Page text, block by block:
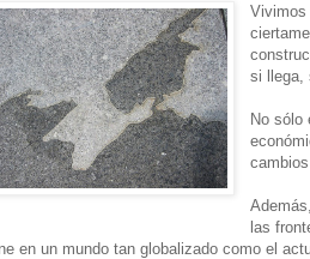
Vivimos
si llega,
No sólo
las
en un mundo tan globalizado como el